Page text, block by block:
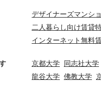
デザイナーズマンシ
二人暮らし向け賃貸
インターネット無料
京都大学 同志社大学
龍谷大学 佛教大学